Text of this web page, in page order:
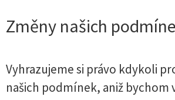
Změny našich
Vyhrazujeme si právo kdykoli
našich podmínek, aniž bychom